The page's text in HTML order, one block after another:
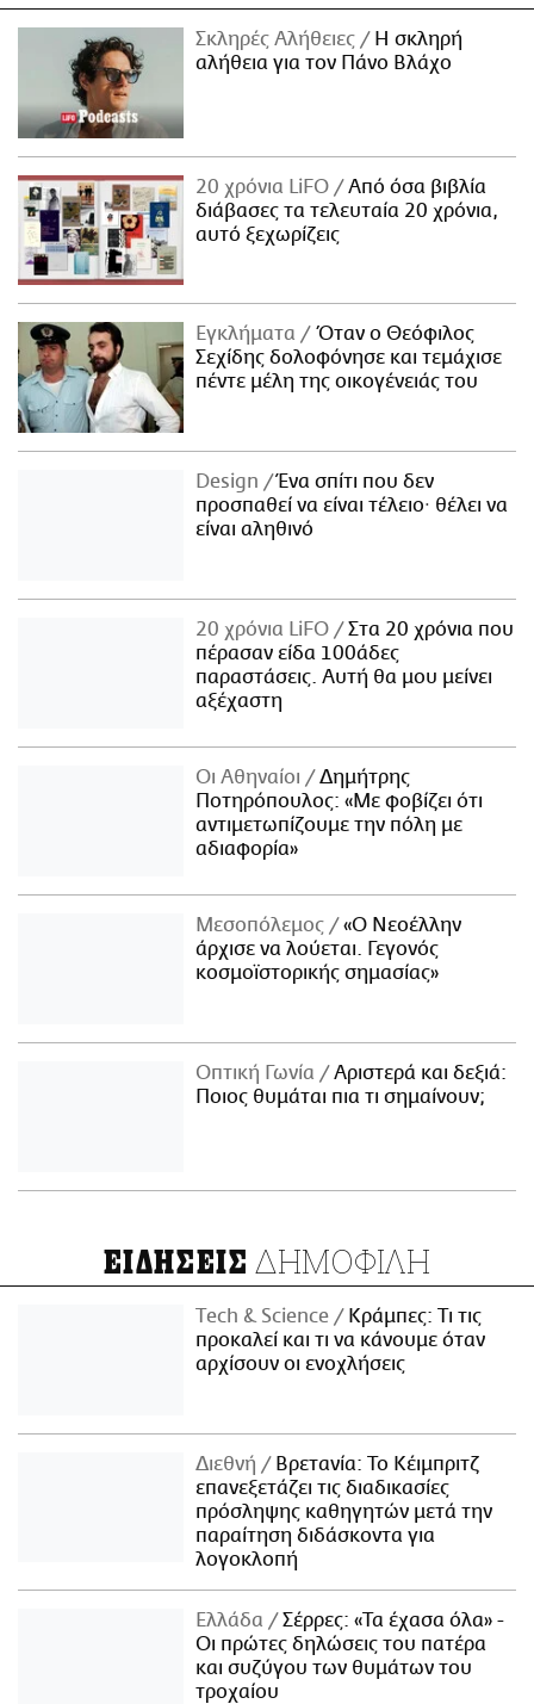
Σκληρές Αλήθειες
H σκληρή
αλήθεια για τον Πάνο Βλάχο
20 χρόνια LiFO
Από όσα βιβλία
διάβασες τα τελευταία 20 χρόνια,
αυτό ξεχωρίζεις
Εγκλήματα
Όταν ο Θεόφιλος
Σεχίδης δολοφόνησε και τεμάχισε
πέντε μέλη της οικογένειάς του
Design
Ένα σπίτι που δεν
προσπαθεί να είναι τέλειο· θέλει να
είναι αληθινό
20 χρόνια LiFO
Στα 20 χρόνια που
πέρασαν είδα 100άδες
παραστάσεις. Αυτή θα μου μείνει
αξέχαστη
Οι Αθηναίοι
Δημήτρης
Ποτηρόπουλος: «Με φοβίζει ότι
αντιμετωπίζουμε την πόλη με
αδιαφορία»
Μεσοπόλεμος
«Ο Νεοέλλην
άρχισε να λούεται. Γεγονός
κοσμοϊστορικής σημασίας»
Οπτική Γωνία
Αριστερά και δεξιά:
Ποιος θυμάται πια τι σημαίνουν;
ΕΙΔΗΣΕΙΣ ΔΗΜΟΦΙΛΗ
Τech & Science
Κράμπες: Τι τις
προκαλεί και τι να κάνουμε όταν
αρχίσουν οι ενοχλήσεις
Διεθνή
Βρετανία: Το Κέιμπριτζ
επανεξετάζει τις διαδικασίες
πρόσληψης καθηγητών μετά την
παραίτηση διδάσκοντα για
λογοκλοπή
Ελλάδα
Σέρρες: «Τα έχασα όλα» -
Οι πρώτες δηλώσεις του πατέρα
και συζύγου των θυμάτων του
τροχαίου